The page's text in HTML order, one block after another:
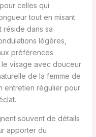
celles qui
tout en misant
réside dans sa
légères,
préférences
visage avec douceur
de la femme de
entretien régulier pour
souvent de détails
apporter du